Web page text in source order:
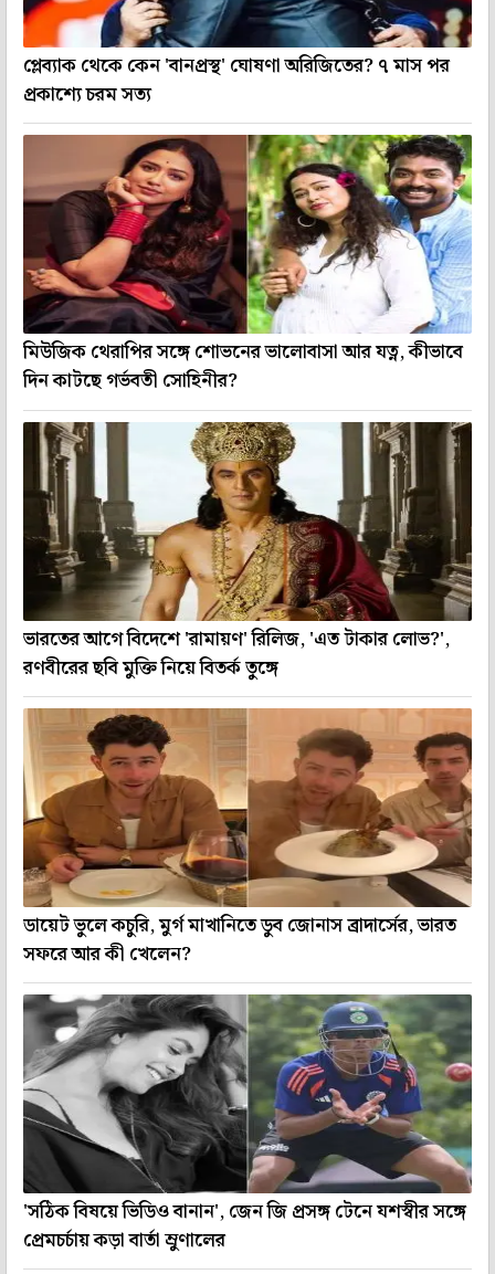
প্লেব্যাক থেকে কেন 'বানপ্রস্থ' ঘোষণা অরিজিতের? ৭ মাস পর
প্রকাশ্যে চরম সত্য
মিউজিক থেরাপির সঙ্গে শোভনের ভালোবাসা আর যত্ন, কীভাবে
দিন কাটছে গর্ভবতী সোহিনীর?
ভারতের আগে বিদেশে 'রামায়ণ' রিলিজ, 'এত টাকার লোভ?',
রণবীরের ছবি মুক্তি নিয়ে বিতর্ক তুঙ্গে
ডায়েট ভুলে কচুরি, মুর্গ মাখানিতে ডুব জোনাস ব্রাদার্সের, ভারত
সফরে আর কী খেলেন?
'সঠিক বিষয়ে ভিডিও বানান', জেন জি প্রসঙ্গ টেনে যশস্বীর সঙ্গে
প্রেমচর্চায় কড়া বার্তা ম্রুণালের